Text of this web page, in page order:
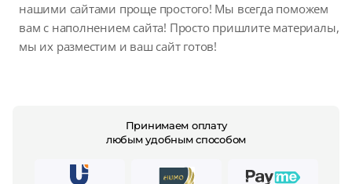
нашими сайтами проще простого! Мы всегда поможем
вам с наполнением сайта! Просто пришлите материалы,
мы их разместим и ваш сайт готов!
Принимаем оплату
любым удобным способом